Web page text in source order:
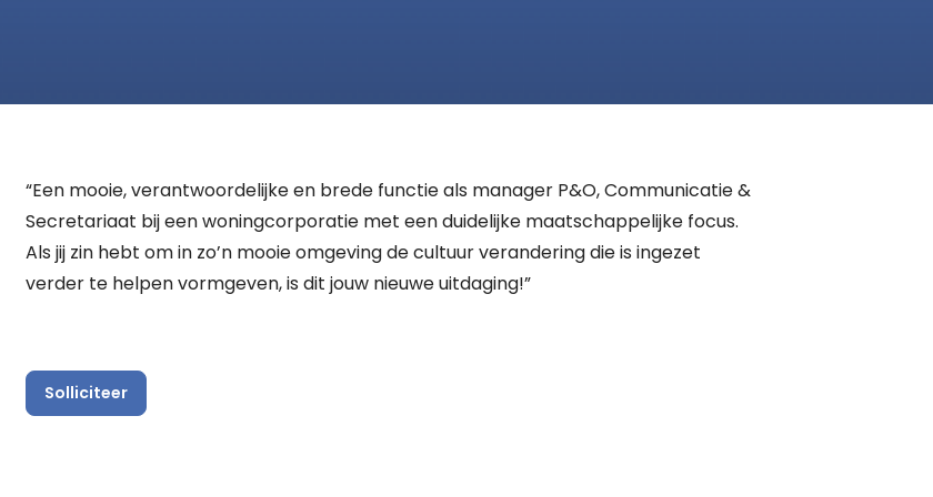
“Een mooie, verantwoordelijke en brede functie als manager P&O, Communicatie &
Secretariaat bij een woningcorporatie met een duidelijke maatschappelijke focus.
Als jij zin hebt om in zo’n mooie omgeving de cultuur verandering die is ingezet
verder te helpen vormgeven, is dit jouw nieuwe uitdaging!”
Solliciteer